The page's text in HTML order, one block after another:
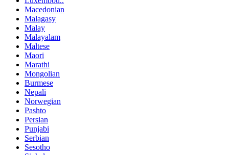
Macedonian
Malagasy
Malay
Malayalam
Maltese
Maori
Marathi
Mongolian
Burmese
Nepali
Norwegian
Pashto
Persian
Punjabi
Serbian
Sesotho